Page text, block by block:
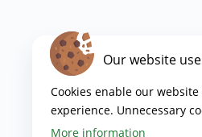
Our website
Cookies enable our
experience. Unnecessary
More information